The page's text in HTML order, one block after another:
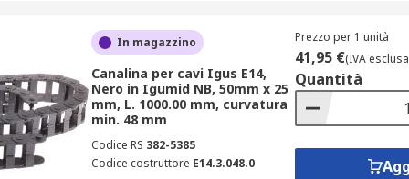
.
passacavi
In magazzino
Canalina per cavi Igus E14,
Nero in Igumid NB, 50mm x 25
mm, L. 1000.00 mm, curvatura
min. 48 mm
Codice RS 382-5385
Codice costruttore E14.3.048.0
Prezzo per 1 unità
41,95 €(IVA
Quantità